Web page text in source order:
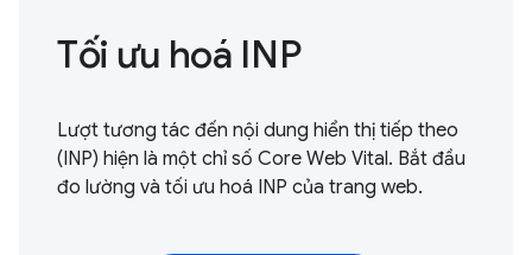
Tối ưu hoá INP
Lượt tương tác đến nội dung hiển thị tiếp theo
(INP) hiện là một chỉ số Core Web Vital. Bắt đầu
đo lường và tối ưu hoá INP của trang web.